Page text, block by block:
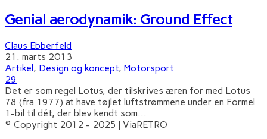
Genial aerodynamik: Ground Effect
Claus Ebberfeld
21. marts 2013
Artikel , Design og koncept, Motorsport
29
Det er som regel Lotus, der tilskrives æren for med Lotus
78 (fra 1977) at have tøjlet luftstrømmene under en Formel
1-bil til dét, der blev kendt som...
© Copyright 2012 - 2025 | ViaRETRO